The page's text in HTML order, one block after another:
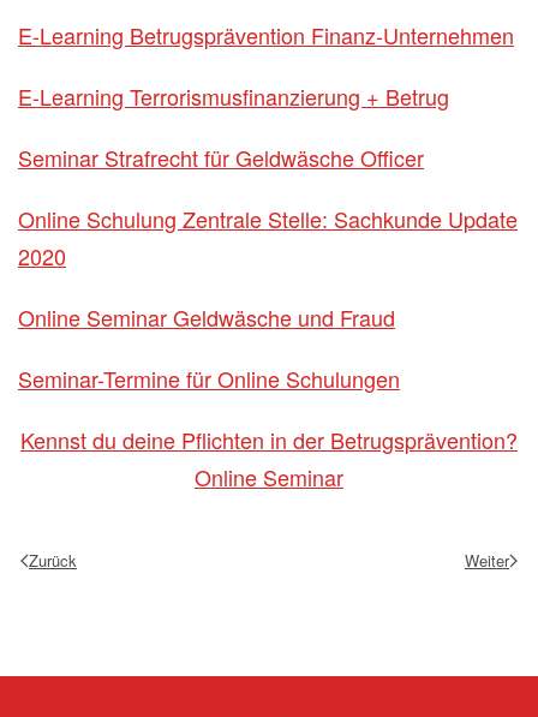
E-Learning Betrugsprävention Finanz-Unternehmen
E-Learning Terrorismusfinanzierung + Betrug
Seminar Strafrecht für Geldwäsche Officer
Online Schulung Zentrale Stelle: Sachkunde Update
2020
Online Seminar Geldwäsche und Fraud
Seminar-Termine für Online Schulungen
Kennst du deine Pflichten in der Betrugsprävention?
Online Seminar
Zurück Weiter